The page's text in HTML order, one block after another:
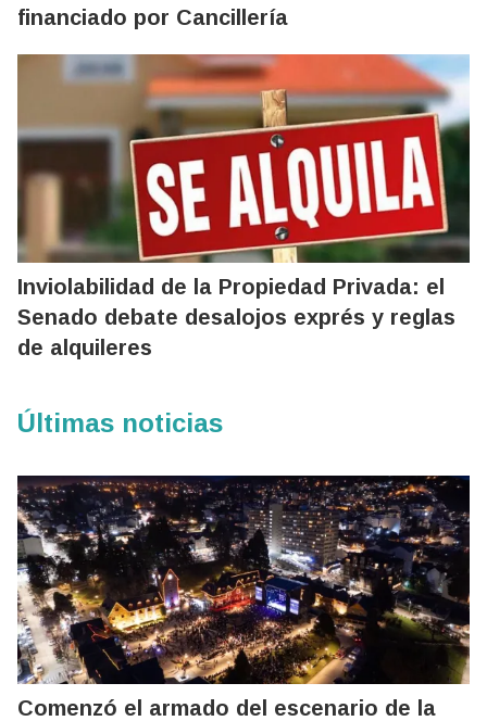
financiado por Cancillería
Inviolabilidad de la Propiedad Privada: el
Senado debate desalojos exprés y reglas
de alquileres
Últimas noticias
Comenzó el armado del escenario de la